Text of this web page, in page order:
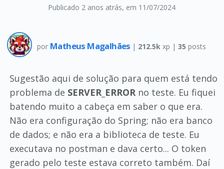
Publicado 2 anos atrás, em 11/07/2024
por Matheus Magalhães | 212.5k xp |35 posts
Sugestão aqui de solução para quem está tendo
problema de SERVER_ERRORno teste. Eu fiquei
batendo muito a cabeça em saber o que era.
Não era configuração do Spring; não era banco
de dados; e não era a biblioteca de teste. Eu
executava no postman e dava certo... O token
gerado pelo teste estava correto também. Daí